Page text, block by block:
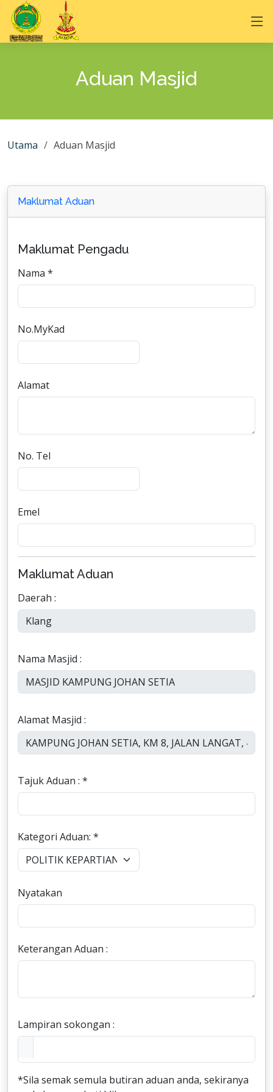
Aduan Masjid
Utama Aduan Masjid
Maklumat Aduan
Maklumat Pengadu
Nama *
No.MyKad
Alamat
No. Tel
Emel
Maklumat Aduan
Daerah :
Nama Masjid :
Alamat Masjid :
Tajuk Aduan : *
Kategori Aduan: *
Nyatakan
Keterangan Aduan :
Lampiran sokongan :
*Sila semak semula butiran aduan anda, sekiranya